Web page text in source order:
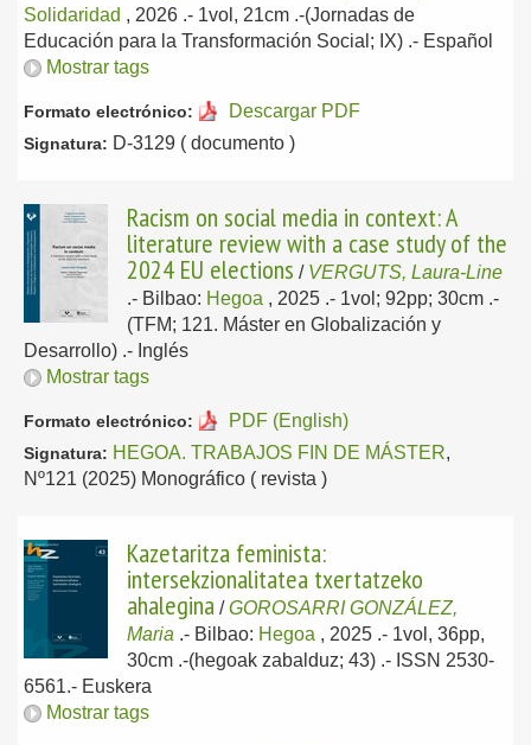
Solidaridad , 2026 .- 1vol, 21cm .-(Jornadas de
Educación para la Transformación Social; IX) .- Español
Mostrar tags
Formato electrónico: Descargar PDF
Signatura: D-3129 ( documento )
Racism on social media in context: A
literature review with a case study of the
2024 EU elections / VERGUTS, Laura-Line
.- Bilbao: Hegoa , 2025 .- 1vol; 92pp; 30cm .-
(TFM; 121. Máster en Globalización y
Desarrollo) .- Inglés
Mostrar tags
Formato electrónico: PDF (English)
Signatura: HEGOA. TRABAJOS FIN DE MÁSTER,
Nº121 (2025) Monográfico ( revista )
Kazetaritza feminista:
intersekzionalitatea txertatzeko
ahalegina /GOROSARRI GONZÁLEZ,
Maria .- Bilbao: Hegoa , 2025 .- 1vol, 36pp,
30cm .-(hegoak zabalduz; 43) .- ISSN 2530-
6561.- Euskera
Mostrar tags